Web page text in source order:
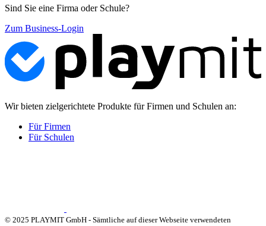
Sind Sie eine Firma oder Schule?
Zum Business-Login
Wir bieten zielgerichtete Produkte für Firmen und Schulen an:
Für Firmen
Für Schulen
© 2025 PLAYMIT GmbH - Sämtliche auf dieser Webseite verwendeten